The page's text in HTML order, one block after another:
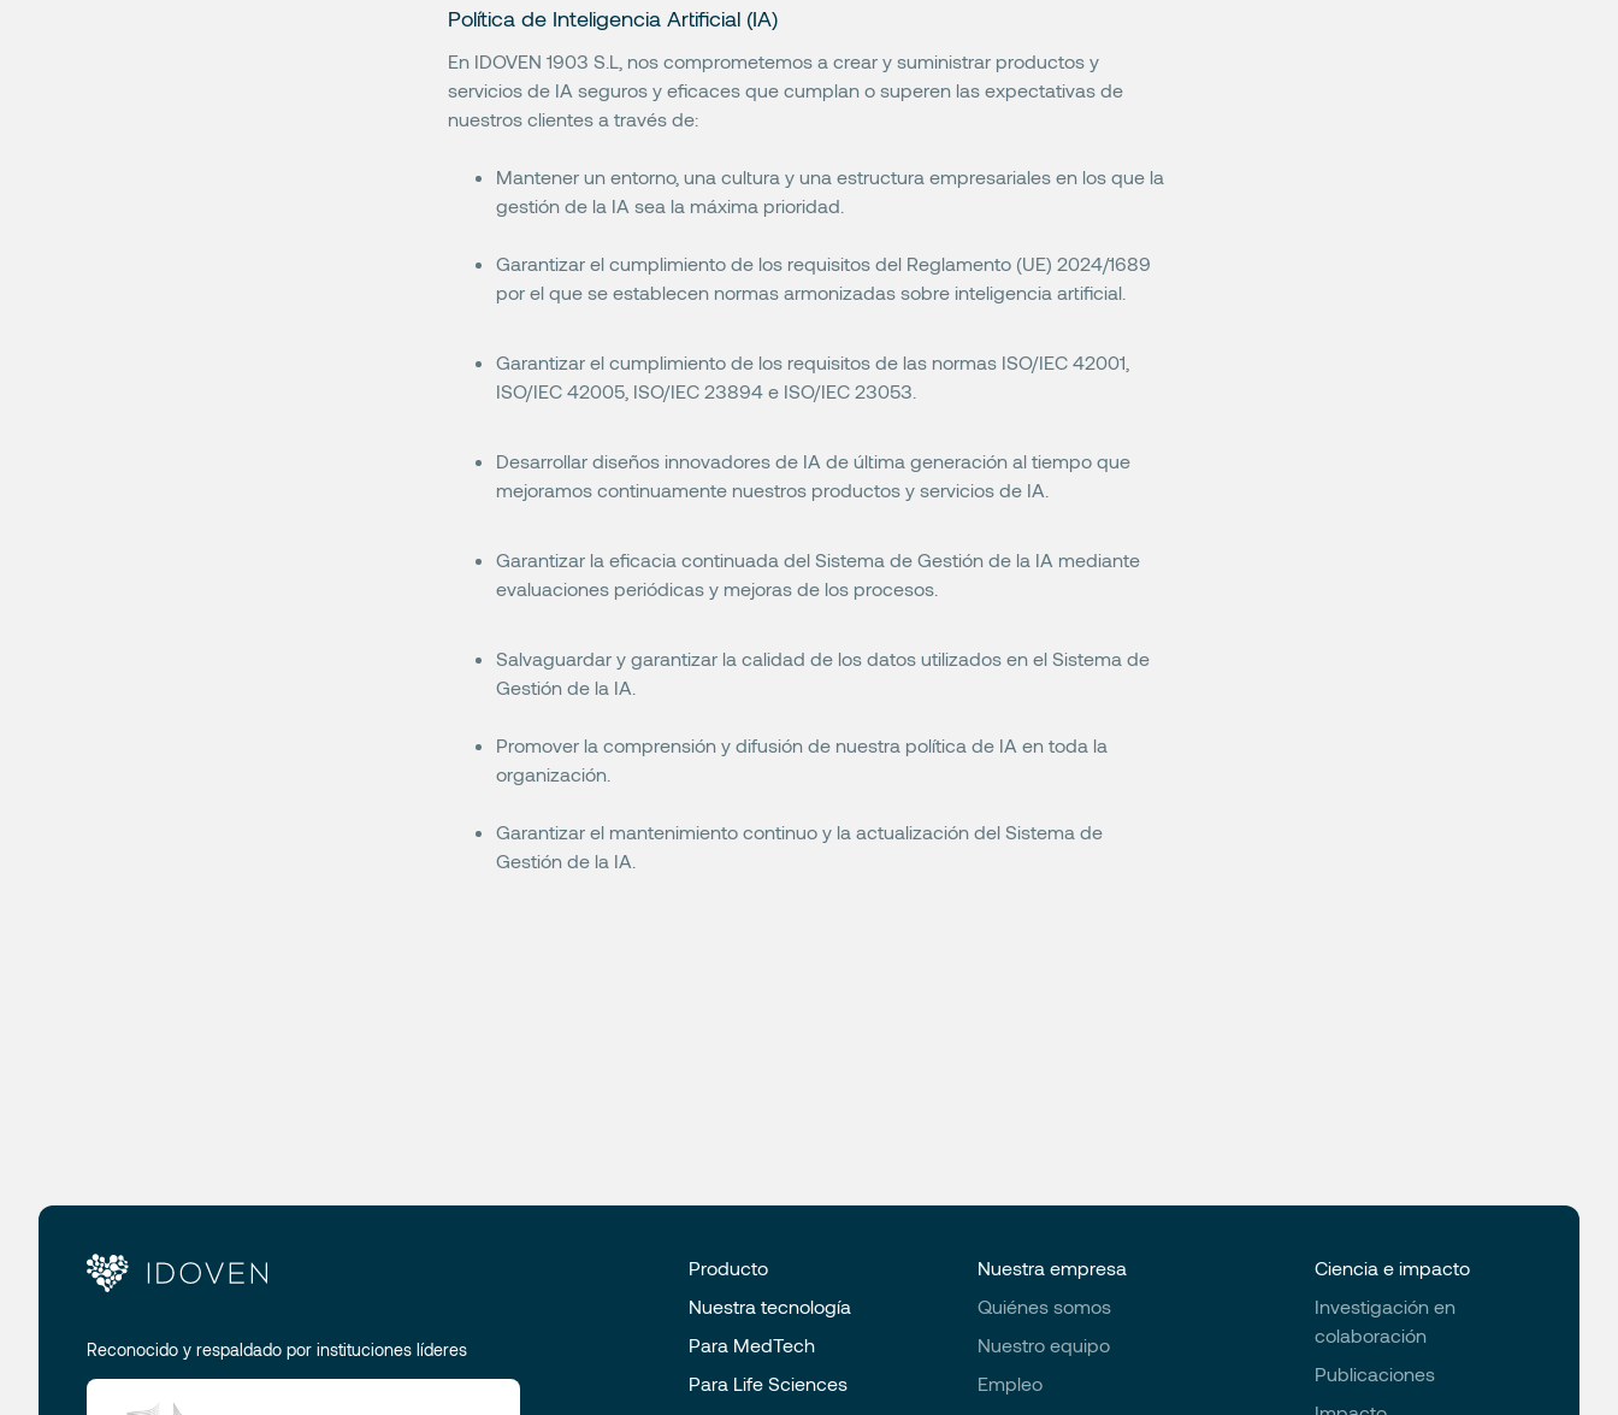
Política de Inteligencia Artificial (IA)
En IDOVEN 1903 S.L, nos comprometemos a crear y suministrar productos y
servicios de IA seguros y eficaces que cumplan o superen las expectativas de
nuestros clientes a través de:
Mantener un entorno, una cultura y una estructura empresariales en los que la
gestión de la IA sea la máxima prioridad.
Garantizar el cumplimiento de los requisitos del Reglamento (UE) 2024/1689
por el que se establecen normas armonizadas sobre inteligencia artificial.
Garantizar el cumplimiento de los requisitos de las normas ISO/IEC 42001,
ISO/IEC 42005, ISO/IEC 23894 e ISO/IEC 23053.
Desarrollar diseños innovadores de IA de última generación al tiempo que
mejoramos continuamente nuestros productos y servicios de IA.
Garantizar la eficacia continuada del Sistema de Gestión de la IA mediante
evaluaciones periódicas y mejoras de los procesos.
Salvaguardar y garantizar la calidad de los datos utilizados en el Sistema de
Gestión de la IA.
Promover la comprensión y difusión de nuestra política de IA en toda la
organización.
Garantizar el mantenimiento continuo y la actualización del Sistema de
Gestión de la IA.
Reconocido y respaldado por instituciones líderes
Producto
Nuestra tecnología
Para MedTech
Para Life Sciences
Nuestra empresa
Quiénes somos
Nuestro equipo
Empleo
Ciencia e impacto
Investigación en
colaboración
Publicaciones